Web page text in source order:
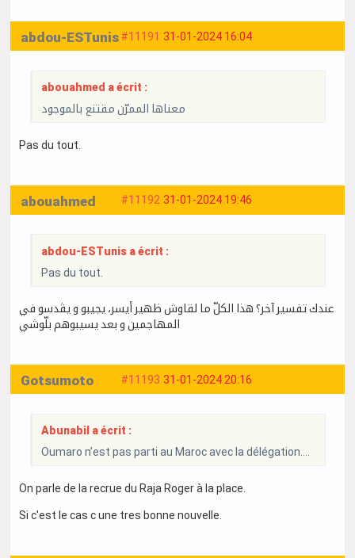
#11191 31-01-2024 16:04
abdou-ESTunis
abouahmed a écrit :
معناها الممرّن مقتنع بالموجود
Pas du tout.
#11192 31-01-2024 19:46
abouahmed
abdou-ESTunis a écrit :
Pas du tout.
عندك تفسير آخر؟ هذا الكلّ ما لقاوش ظهير أيسر، يجيبو و يڤدسو في
المهاجمين و بعد يسيبوهم بلّوشي
#11193 31-01-2024 20:16
Gotsumoto
Abunabil a écrit :
Oumaro n’est pas parti au Maroc avec la délégation….
On parle de la recrue du Raja Roger à la place.
Si c'est le cas c une tres bonne nouvelle.